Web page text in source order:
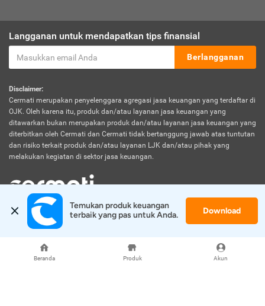
Beranda Produk Akun
Langganan untuk mendapatkan tips finansial
Berlangganan
Disclaimer:
Cermati merupakan penyelenggara agregasi jasa keuangan yang terdaftar di
OJK. Oleh karena itu, produk dan/atau layanan jasa keuangan yang
ditawarkan bukan merupakan produk dan/atau layanan jasa keuangan yang
diterbitkan oleh Cermati dan Cermati tidak bertanggung jawab atas tuntutan
dan risiko terkait produk dan/atau layanan LJK dan/atau pihak yang
melakukan kegiatan di sektor jasa keuangan.
© 2026 Cermati. All Rights Reserved.
Temukan produk keuangan
terbaik yang pas untuk Anda.
Download